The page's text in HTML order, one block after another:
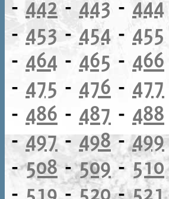
-442-443 - 444
-453-454 - 455
- 464 - 465 - 466
- 475 - 476 - 477
- 486 - 487 - 488
-497-498-499
-508-509-510
- 519-520-521